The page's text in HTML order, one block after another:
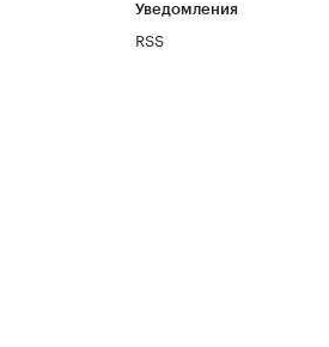
Уведомления
RSS